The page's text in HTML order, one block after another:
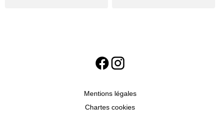
Mentions légales
Chartes cookies